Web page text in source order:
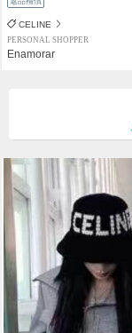
CELINE
PERSONAL SHOPPER
Enamorar